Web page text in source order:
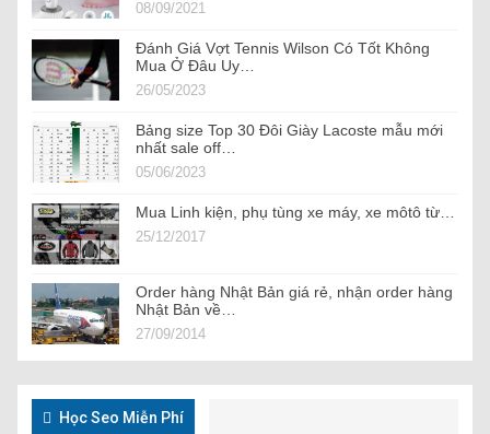
08/09/2021
Đánh Giá Vợt Tennis Wilson Có Tốt Không
Mua Ở Đâu Uy…
26/05/2023
Bảng size Top 30 Đôi Giày Lacoste mẫu mới
nhất sale off…
05/06/2023
Mua Linh kiện, phụ tùng xe máy, xe môtô từ…
25/12/2017
Order hàng Nhật Bản giá rẻ, nhận order hàng
Nhật Bản về…
27/09/2014
Học Seo Miễn Phí